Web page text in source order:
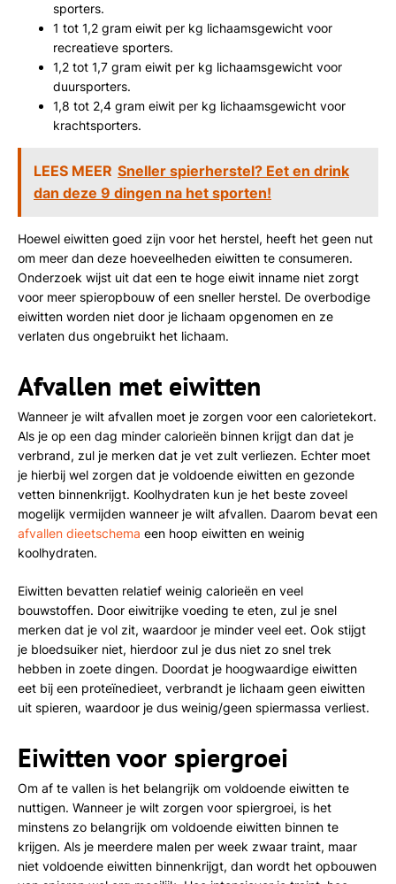
sporters.
1 tot 1,2 gram eiwit per kg lichaamsgewicht voor
recreatieve sporters.
1,2 tot 1,7 gram eiwit per kg lichaamsgewicht voor
duursporters.
1,8 tot 2,4 gram eiwit per kg lichaamsgewicht voor
krachtsporters.
LEES MEER Sneller spierherstel? Eet en drink
dan deze 9 dingen na het sporten!
Hoewel eiwitten goed zijn voor het herstel, heeft het geen nut
om meer dan deze hoeveelheden eiwitten te consumeren.
Onderzoek wijst uit dat een te hoge eiwit inname niet zorgt
voor meer spieropbouw of een sneller herstel. De overbodige
eiwitten worden niet door je lichaam opgenomen en ze
verlaten dus ongebruikt het lichaam.
Afvallen met eiwitten
Wanneer je wilt afvallen moet je zorgen voor een calorietekort.
Als je op een dag minder calorieën binnen krijgt dan dat je
verbrand, zul je merken dat je vet zult verliezen. Echter moet
je hierbij wel zorgen dat je voldoende eiwitten en gezonde
vetten binnenkrijgt. Koolhydraten kun je het beste zoveel
mogelijk vermijden wanneer je wilt afvallen. Daarom bevat een
afvallen dieetschema een hoop eiwitten en weinig
koolhydraten.
Eiwitten bevatten relatief weinig calorieën en veel
bouwstoffen. Door eiwitrijke voeding te eten, zul je snel
merken dat je vol zit, waardoor je minder veel eet. Ook stijgt
je bloedsuiker niet, hierdoor zul je dus niet zo snel trek
hebben in zoete dingen. Doordat je hoogwaardige eiwitten
eet bij een proteïnedieet, verbrandt je lichaam geen eiwitten
uit spieren, waardoor je dus weinig/geen spiermassa verliest.
Eiwitten voor spiergroei
Om af te vallen is het belangrijk om voldoende eiwitten te
nuttigen. Wanneer je wilt zorgen voor spiergroei, is het
minstens zo belangrijk om voldoende eiwitten binnen te
krijgen. Als je meerdere malen per week zwaar traint, maar
niet voldoende eiwitten binnenkrijgt, dan wordt het opbouwen